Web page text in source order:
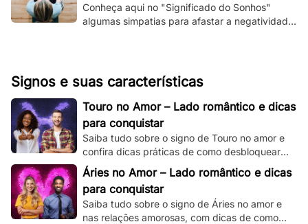
Conheça aqui no "Significado do Sonhos"
algumas simpatias para afastar a negatividade
Signos e suas características
Touro no Amor – Lado romântico e dicas
para conquistar
Saiba tudo sobre o signo de Touro no amor e
confira dicas práticas de como desbloquear
seu lado romântico!
Áries no Amor – Lado romântico e dicas
para conquistar
Saiba tudo sobre o signo de Áries no amor e
nas relações amorosas, com dicas de como